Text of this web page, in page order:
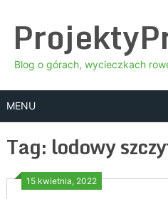
content
Blog o górach, wycieczkach
MENU
Tag: lodowy
15 kwietnia, 2022